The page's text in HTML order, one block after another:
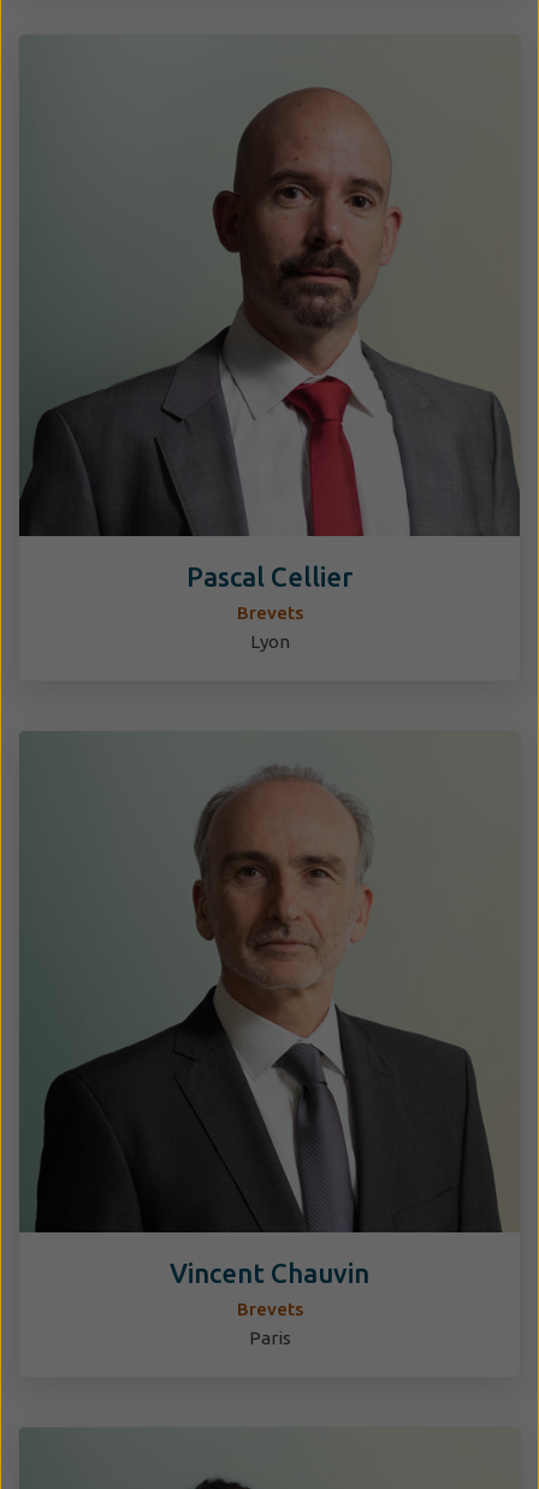
Pascal Cellier
Brevets
Lyon
Vincent Chauvin
Brevets
Paris